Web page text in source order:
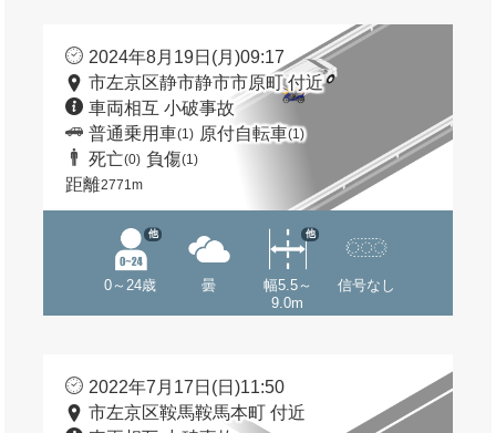
2024年8月19日(月)09:17
市左京区静市静市市原町 付近
車両相互 小破事故
普通乗用車(1) 原付自転車(1)
死亡(0) 負傷(1)
距離2771m
0～24歳
他
曇
幅5.5～
9.0m
他
信号なし
2022年7月17日(日)11:50
市左京区鞍馬鞍馬本町 付近